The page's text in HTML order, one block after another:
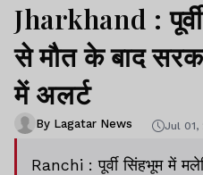
Jharkhand :
से मौत के बाद
में अलर्ट
By Lagatar News Jul 01,
Ranchi : पूर्वी सिंहभूम में